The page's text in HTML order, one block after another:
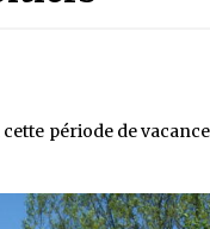
période de